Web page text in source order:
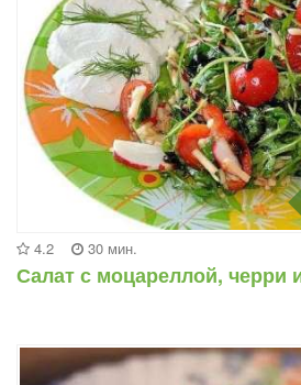
4.2 30 мин.
Салат с моцареллой, черри